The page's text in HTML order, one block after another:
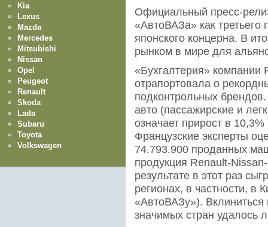
Официальный пресс-
«АвтоВАЗа» как
японского концерна. В
рынком в мире для
«Бухгалтерия» компании
отрапортовала о
подконтрольных
авто (пассажирские и
означает прирост в
Французские эксперты
74.793.900 проданных
продукция Renault-
результате в этот раз
регионах, в частности, в
«АвтоВАЗу»).
значимых стран
Kia
Lexus
Mazda
Mercedes
Mitsubishi
Nissan
Opel
Peugeot
Renault
Skoda
Lada
Subaru
Toyota
Volkswagen